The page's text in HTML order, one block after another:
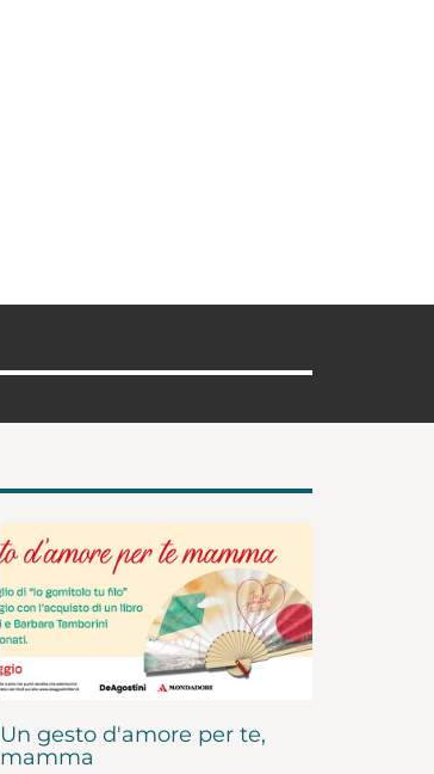
Un gesto d'amore per te,
mamma